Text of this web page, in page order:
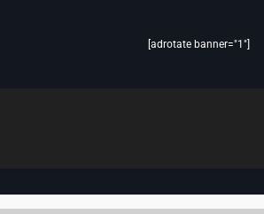
[adrotate banner="1"]